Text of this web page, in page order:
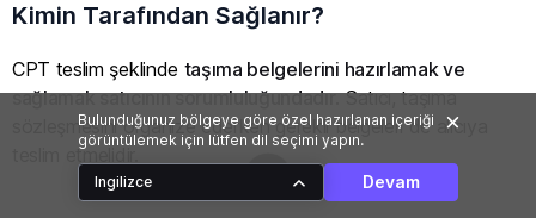
Bulunduğunuz bölgeye göre özel hazırlanan içeriği
görüntülemek için lütfen dil seçimi yapın.
Ingilizce Devam
Kimin Tarafından Sağlanır?
CPT teslim şeklinde taşıma belgelerini hazırlamak ve
sağlamak satıcının sorumluluğundadır. Satıcı, taşıma
sözleşmesini organize ederken gerekli belgeleri de alıcıya
teslim etmelidir.